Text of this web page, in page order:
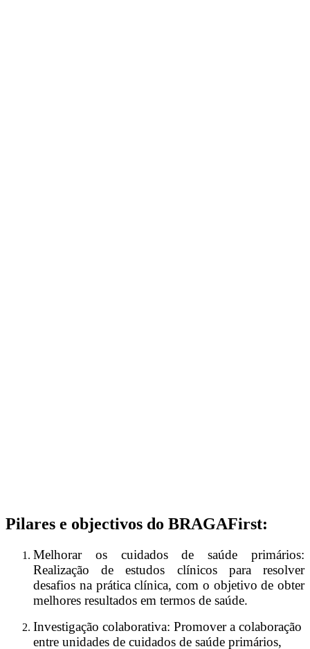
Pilares e objectivos do BRAGAFirst:
Melhorar os cuidados de saúde primários:
Realização de estudos clínicos para resolver
desafios na prática clínica, com o objetivo de obter
melhores resultados em termos de saúde.
Investigação colaborativa: Promover a colaboração
entre unidades de cuidados de saúde primários,